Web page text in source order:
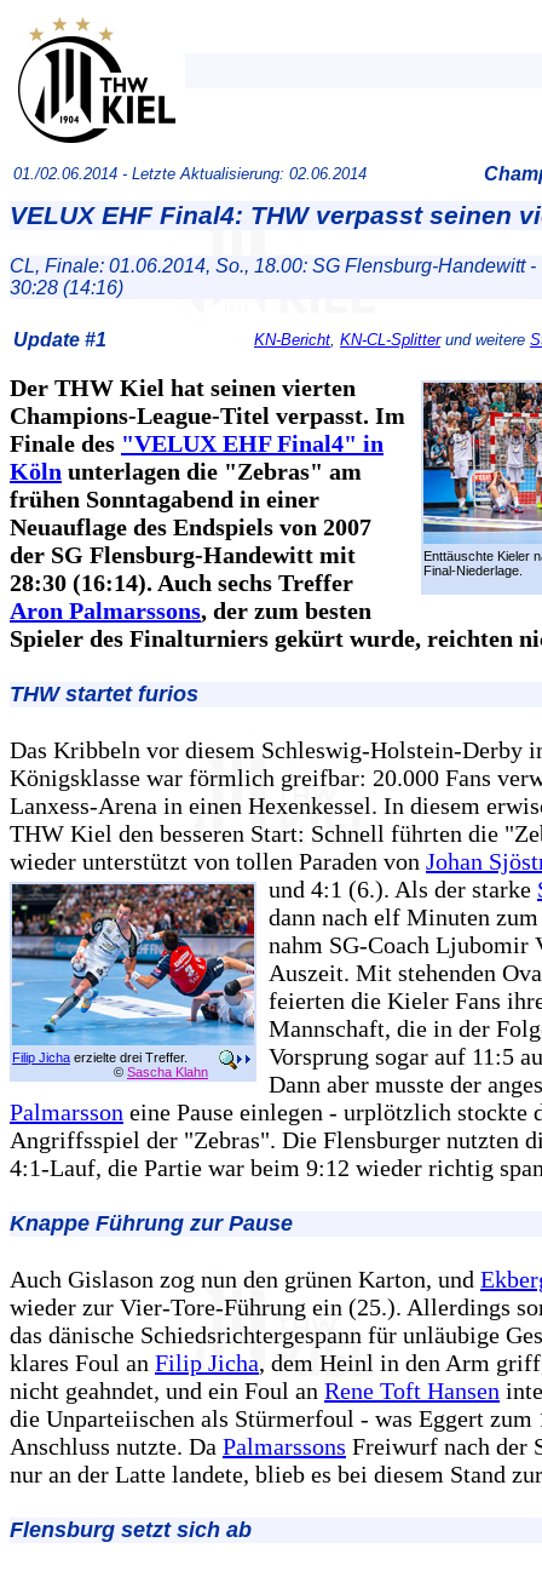
01./02.06.2014 - Letzte Aktualisierung: 02.06.2014
VELUX EHF Final4: THW verpasst seinen
CL, Finale: 01.06.2014, So., 18.00: SG Flensburg-Handewitt
30:28 (14:16)
Update #1 KN-Bericht KN-CL-Splitterund weitere
Enttäuschte Kieler
Final-Niederlage.
Der THW Kiel hat seinen vierten
Champions-League-Titel verpasst. Im
Finale des "VELUX EHF Final4" in
Köln unterlagen die "Zebras" am
frühen Sonntagabend in einer
Neuauflage des Endspiels von 2007
der SG Flensburg-Handewitt mit
28:30 (16:14). Auch sechs Treffer
Aron Palmarssons, der zum besten
Spieler des Finalturniers gekürt wurde, reichten
THW startet furios
Das Kribbeln vor diesem Schleswig-Holstein-Derby
Königsklasse war förmlich greifbar: 20.000 Fans
Lanxess-Arena in einen Hexenkessel. In diesem
THW Kiel den besseren Start: Schnell führten die
wieder unterstützt von tollen Paraden von Johan
Filip Jicha erzielte drei Treffer.
© Sascha Klahn
und 4:1 (6.). Als der starke
dann nach elf Minuten
nahm SG-Coach Ljubomir
Auszeit. Mit stehenden
feierten die Kieler Fans
Mannschaft, die in der
Vorsprung sogar auf 11:5
Dann aber musste der
Palmarsson eine Pause einlegen - urplötzlich stockte
Angriffsspiel der "Zebras". Die Flensburger nutzten
4:1-Lauf, die Partie war beim 9:12 wieder richtig
Knappe Führung zur Pause
Auch Gislason zog nun den grünen Karton, und
wieder zur Vier-Tore-Führung ein (25.). Allerdings
das dänische Schiedsrichtergespann für unläubige
klares Foul an Filip Jicha, dem Heinl in den Arm
nicht geahndet, und ein Foul an Rene Toft Hansen
die Unparteiischen als Stürmerfoul - was Eggert zum
Anschluss nutzte. Da Palmarssons Freiwurf nach der
nur an der Latte landete, blieb es bei diesem Stand
Flensburg setzt sich ab